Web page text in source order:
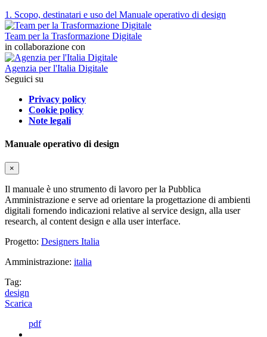
1. Scopo, destinatari e uso del Manuale operativo di design
Team per la Trasformazione Digitale
in collaborazione con
Agenzia per l'Italia Digitale
Seguici su
Privacy policy
Cookie policy
Note legali
Manuale operativo di design
×
Il manuale è uno strumento di lavoro per la Pubblica
Amministrazione e serve ad orientare la progettazione di ambienti
digitali fornendo indicazioni relative al service design, alla user
research, al content design e alla user interface.
Progetto: Designers Italia
Amministrazione: italia
Tag:
design
Scarica
pdf